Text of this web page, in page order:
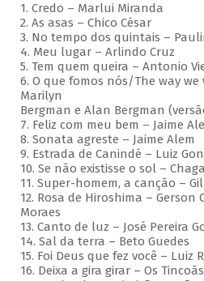
1. Credo – Marlui Miranda
2. As asas – Chico César
3. No tempo dos quintais –
4. Meu lugar – Arlindo Cruz
5. Tem quem queira – Antonio
6. O que fomos nós/The way
Marilyn
Bergman e Alan Bergman
7. Feliz com meu bem – Jaime
8. Sonata agreste – Jaime Alem
9. Estrada de Canindé – Luiz
10. Se não existisse o sol –
11. Super-homem, a canção –
12. Rosa de Hiroshima – Gerson
Moraes
13. Canto de luz – José Pereira
14. Sal da terra – Beto Guedes
15. Foi Deus que fez você – Luiz
16. Deixa a gira girar – Os Tincoãs